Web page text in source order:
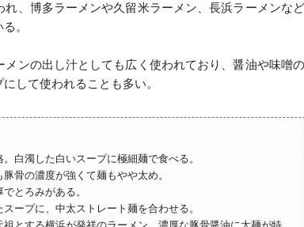
、博多ラーメンや久留米ラーメン、長浜ラーメンなど
。
ンの出し汁としても広く使われており、醤油や味噌の
して使われることも多い。
白濁した白いスープに極細麺で食べる。
骨の濃度が強くて麺もやや太め。
とろみがある。
ープに、中太ストレート麺を合わせる。